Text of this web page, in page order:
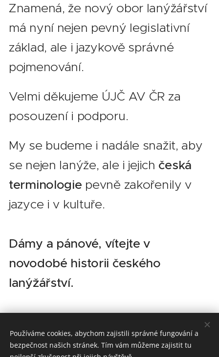
Znamená, že nový obor lanýžářství
má nyní nejen pevný legislativní
základ, ale i jazykově správné
pojmenování.
Velmi děkujeme ÚJČ AV ČR za
posouzení i podporu.
My se budeme i nadále snažit, aby
se nejen lanýže, ale i jejich česká
terminologie pevně zakořenily v
jazyce i v kultuře.
Dámy a pánové, vítejte v
novodobé historii českého
lanýžářství.
Používáme cookies, abychom zajistili správné fungování a
bezpečnost našich stránek. Tím vám můžeme zajistit tu